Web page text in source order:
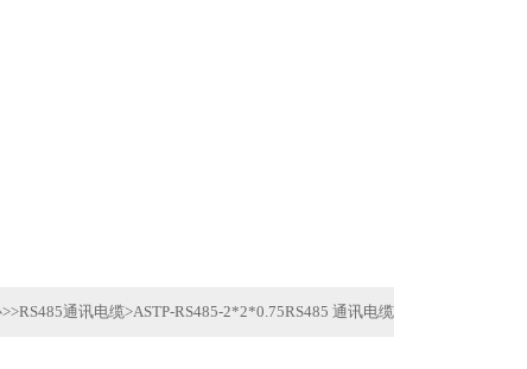
>>RS485通讯电缆>ASTP-RS485-2*2*0.75RS485 通讯电缆